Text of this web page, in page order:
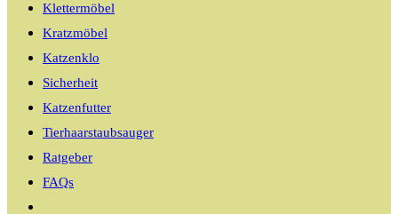
Klettermöbel
Kratzmöbel
Katzenklo
Sicherheit
Katzenfutter
Tierhaarstaubsauger
Ratgeber
FAQs